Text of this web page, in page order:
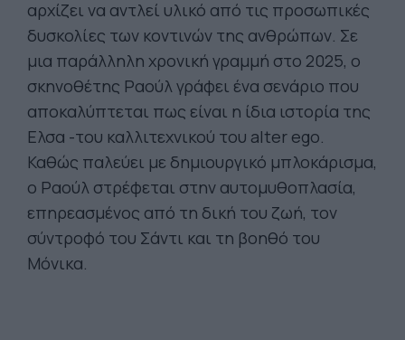
αρχίζει να αντλεί υλικό από τις προσωπικές
δυσκολίες των κοντινών της ανθρώπων. Σε
μια παράλληλη χρονική γραμμή στο 2025, ο
σκηνοθέτης Ραούλ γράφει ένα σενάριο που
αποκαλύπτεται πως είναι η ίδια ιστορία της
Ελσα -του καλλιτεχνικού του alter ego.
Καθώς παλεύει με δημιουργικό μπλοκάρισμα,
ο Ραούλ στρέφεται στην αυτομυθοπλασία,
επηρεασμένος από τη δική του ζωή, τον
σύντροφό του Σάντι και τη βοηθό του
Μόνικα.